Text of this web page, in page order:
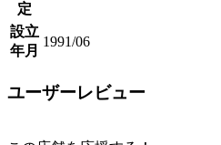
定
設立
年月
1991/06
ユーザーレビュー